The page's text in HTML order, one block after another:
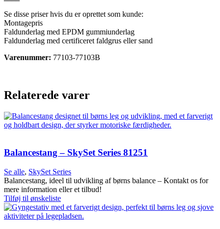
Se disse priser hvis du er oprettet som kunde:
Montagepris
Faldunderlag med EPDM gummiunderlag
Faldunderlag med certificeret faldgrus eller sand
Varenummer: 77103-77103B
Relaterede varer
Balancestang – SkySet Series 81251
Se alle, SkySet Series
Balancestang, ideel til udvikling af børns balance – Kontakt os for
mere information eller et tilbud!
Tilføj til ønskeliste